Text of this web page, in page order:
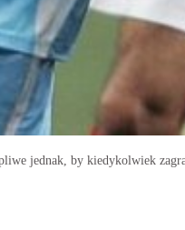
jednak, by kiedykolwiek